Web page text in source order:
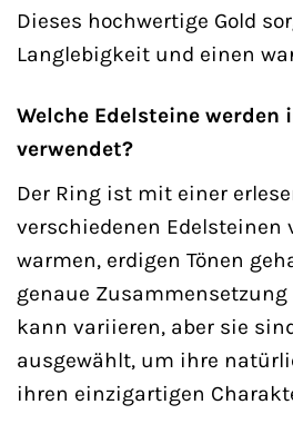
Dieses hochwertige Gold
Langlebigkeit und einen
Welche Edelsteine werden
verwendet?
Der Ring ist mit einer
verschiedenen Edelsteinen
warmen, erdigen Tönen
genaue Zusammensetzung
kann variieren, aber sie
ausgewählt, um ihre
ihren einzigartigen